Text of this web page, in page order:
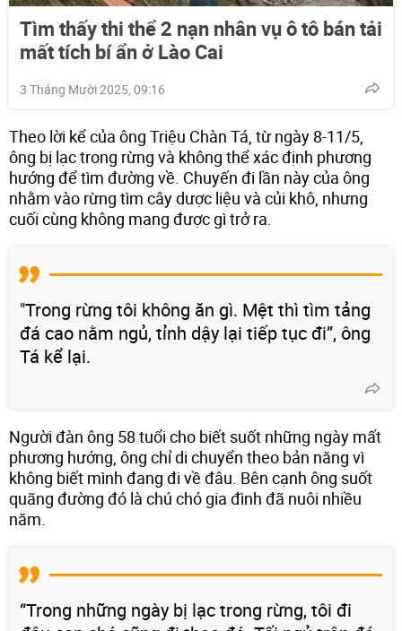
Tìm thấy thi thể 2 nạn nhân vụ ô tô bán tải
mất tích bí ẩn ở Lào Cai
3 Tháng Mười 2025, 09:16
Theo lời kể của ông Triệu Chàn Tá, từ ngày 8-11/5,
ông bị lạc trong rừng và không thể xác định phương
hướng để tìm đường về. Chuyến đi lần này của ông
nhằm vào rừng tìm cây dược liệu và củi khô, nhưng
cuối cùng không mang được gì trở ra.
"Trong rừng tôi không ăn gì. Mệt thì tìm tảng
đá cao nằm ngủ, tỉnh dậy lại tiếp tục đi”, ông
Tá kể lại.
Người đàn ông 58 tuổi cho biết suốt những ngày mất
phương hướng, ông chỉ di chuyển theo bản năng vì
không biết mình đang đi về đâu. Bên cạnh ông suốt
quãng đường đó là chú chó gia đình đã nuôi nhiều
năm.
“Trong những ngày bị lạc trong rừng, tôi đi